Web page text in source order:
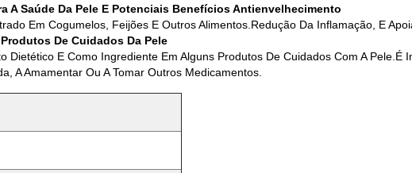
A Saúde Da Pele E Potenciais Benefícios Antienvelhecimento
Em Cogumelos, Feijões E Outros Alimentos.Redução Da Inflamação, E
De Cuidados Da Pele
Dietético E Como Ingrediente Em Alguns Produtos De Cuidados Com A Pele.É
A Amamentar Ou A Tomar Outros Medicamentos.